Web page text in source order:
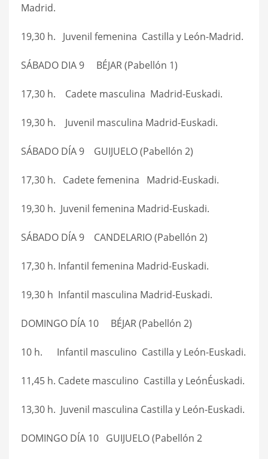
Madrid.
19,30 h. Juvenil femenina Castilla y León-Madrid.
SÁBADO DIA 9 BÉJAR (Pabellón 1)
17,30 h. Cadete masculina Madrid-Euskadi.
19,30 h. Juvenil masculina Madrid-Euskadi.
SÁBADO DÍA 9 GUIJUELO (Pabellón 2)
17,30 h. Cadete femenina Madrid-Euskadi.
19,30 h. Juvenil femenina Madrid-Euskadi.
SÁBADO DÍA 9 CANDELARIO (Pabellón 2)
17,30 h. Infantil femenina Madrid-Euskadi.
19,30 h Infantil masculina Madrid-Euskadi.
DOMINGO DÍA 10 BÉJAR (Pabellón 2)
10 h. Infantil masculino Castilla y León-Euskadi.
11,45 h. Cadete masculino Castilla y LeónÉuskadi.
13,30 h. Juvenil masculina Castilla y León-Euskadi.
DOMINGO DÍA 10 GUIJUELO (Pabellón 2